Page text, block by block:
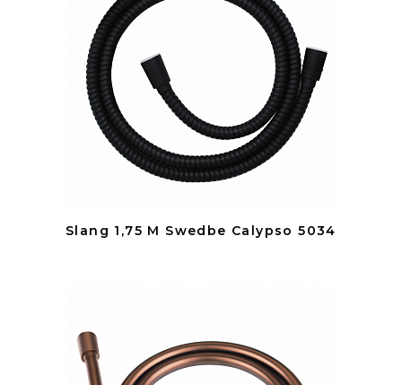
Slang 1,75 M Swedbe Calypso 5034